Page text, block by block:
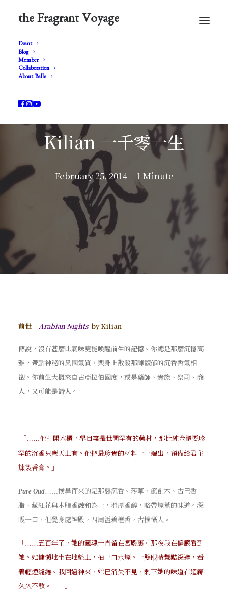
the Fragrant Voyage
Event
Blog
Member
Collaboration
About Belle
Kilian 一千零一生
February 25, 2014 1 Minute
前世– Arabian Nights by Kilian
傳說，沒有甚麼比氣味更能喚醒前生的記憶。你總是那麼沉穩高
雅，帶點神秘的異國氣質，與身上散發那陣馥郁的沉香香氣相
襯。你前生大概來自古亞拉伯國度，或是藥師、貴族、祭司、商
人，又可能是詩人。
「……他打開木櫃，舉目盡是世間罕有的藥材，那比純金還要珍
罕的沉香只應天上有。他把最珍貴的材料一一端出，預備給君主
煉製香膏。」
Pure Oud……撲鼻而來的是那襲沉香。莎草、癒創木、古巴香
脂、藏紅花與木脂香融和為一，溫厚香醇，略帶煙薰的味道。深
吸一口，但覺身處神殿，四周溢着檀香，古樸懾人。
「……五百年了，她的靈魂一直留在宮殿裏。那夜我在偏廳看到
她。她慵懶地坐在地氈上，抽一口水煙。一雙眼睛慧黠深邃，看
着輕煙繾綣。我回過神來，她已消失不見，剩下她的味道在迴廊
久久不散。 …… 」